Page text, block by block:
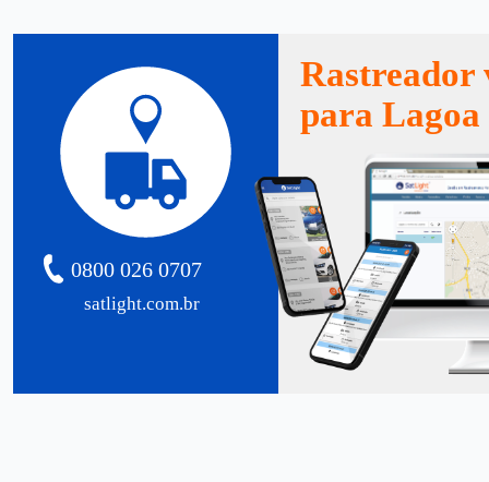
satlight.com.br
0800 026 0707
Rastreador
para Lagoa